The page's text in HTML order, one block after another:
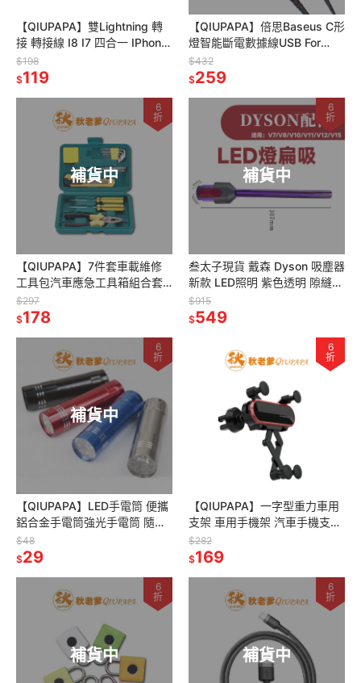
【QIUPAPA】雙Lightning 轉
接 轉接線 I8 I7 四合一 IPhone
一轉二 3合1 轉接頭
$198
$119
【QIUPAPA】倍思Baseus C形
燈智能斷電數據線USB For
Lightning Type-C 1米 2.4A
$432
$259
補貨中
6
折
【QIUPAPA】7件套車載維修
工具包汽車應急工具箱組合套
裝汽車用品GJB11
$297
$178
補貨中
6
折
叁太子現貨 戴森 Dyson 吸塵器
新款 LED照明 紫色透明 隙縫吸
頭 LED吸頭 V7 V8 V10 V11
V1
$915
$549
補貨中
6
折
【QIUPAPA】LED手電筒 便攜
鋁合金手電筒強光手電筒 隨身
照明工具 9LEDSD
$48
$29
6
折
【QIUPAPA】一字型重力車用
支架 車用手機架 汽車手機支架
車用支架 出風口支架 重力車架
$282
$169
補貨中
6
折
補貨中
6
折